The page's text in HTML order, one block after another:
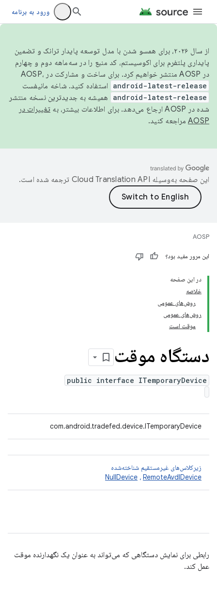
ورود به برنامه
از سال ۲۰۲۶، برای همسو شدن با مدل توسعه پایدار ترانک و تضمین
پایداری پلتفرم برای اکوسیستم، کد منبع را در سه‌ماهه دوم و چهارم
در AOSP منتشر خواهیم کرد. برای ساخت و مشارکت در AOSP،
android-latest-release استفاده کنید. شاخه مانیفست
android-latest-release
همیشه به جدیدترین نسخه منتشر
شده در AOSP ارجاع می‌دهد. برای اطلاعات بیشتر، به
تغییرات در
AOSP مراجعه کنید.
این صفحه به‌وسیله ترجمه شده است.
AOSP
این مرور مفید بود؟
در این صفحه
خلاصه
روش‌های عمومی
روش‌های عمومی
موقت است
دستگاه موقت
public interface ITemporaryDevice
com.android.tradefed.device.ITemporaryDevice
زیرکلاس‌های غیرمستقیم شناخته‌شده
NullDevice ، RemoteAvdIDevice
رابطی برای نمایش دستگاهی که می‌تواند به عنوان یک نگهدارنده موقت
عمل کند.